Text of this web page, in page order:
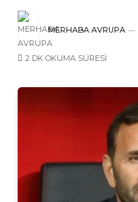
MERHABA AVRUPA
2 DK OKUMA SÜRESI